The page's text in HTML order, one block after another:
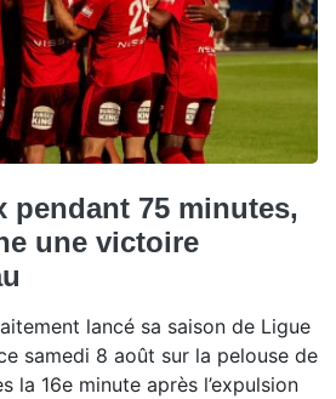
pendant 75 minutes,
une victoire
lancé sa saison de Ligue
samedi 8 août sur la pelouse de
la 16e minute après l’expulsion